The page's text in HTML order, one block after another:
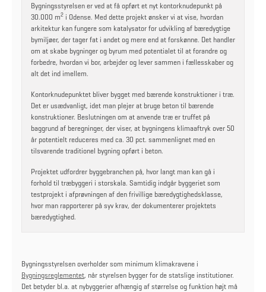
Bygningsstyrelsen er ved at få opført et nyt kontorknudepunkt på
30.000 m2 i Odense. Med dette projekt ønsker vi at vise, hvordan
arkitektur kan fungere som katalysator for udvikling af bæredygtige
bymiljøer, der tager fat i andet og mere end at forskønne. Det handler
om at skabe bygninger og byrum med potentialet til at forandre og
forbedre, hvordan vi bor, arbejder og lever sammen i fællesskaber og
alt det ind imellem.
Kontorknudepunktet bliver bygget med bærende konstruktioner i træ.
Det er usædvanligt, idet man plejer at bruge beton til bærende
konstruktioner. Beslutningen om at anvende træ er truffet på
baggrund af beregninger, der viser, at bygningens klimaaftryk over 50
år potentielt reduceres med ca. 30 pct. sammenlignet med en
tilsvarende traditionel bygning opført i beton.
Projektet udfordrer byggebranchen på, hvor langt man kan gå i
forhold til træbyggeri i storskala. Samtidig indgår byggeriet som
testprojekt i afprøvningen af den frivillige bæredygtighedsklasse,
hvor man rapporterer på syv krav, der dokumenterer projektets
bæredygtighed.
Bygningsstyrelsen overholder som minimum klimakravene i
Bygningsreglementet, når styrelsen bygger for de statslige institutioner.
Det betyder bl.a. at nybyggerier afhængig af størrelse og funktion højt må